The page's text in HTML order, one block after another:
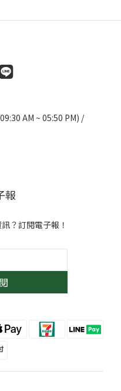
AM ~ 05:50 PM) /
報
？訂閱電子報！